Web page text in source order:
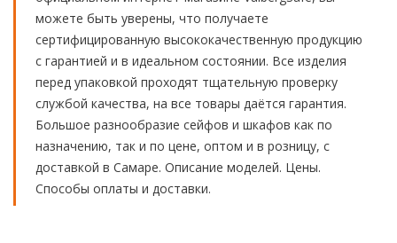
можете быть уверены, что получаете
сертифицированную высококачественную продукцию
с гарантией и в идеальном состоянии. Все изделия
перед упаковкой проходят тщательную проверку
службой качества, на все товары даётся гарантия.
Большое разнообразие сейфов и шкафов как по
назначению, так и по цене, оптом и в розницу, с
доставкой в Самаре. Описание моделей. Цены.
Способы оплаты и доставки.